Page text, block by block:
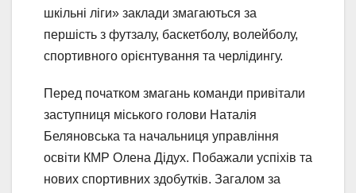
шкільні ліги» заклади змагаються за
першість з футзалу, баскетболу, волейболу,
спортивного орієнтування та черлідингу.
Перед початком змагань команди привітали
заступниця міського голови Наталія
Беляновська та начальниця управління
освіти КМР Олена Дідух. Побажали успіхів та
нових спортивних здобутків. Загалом за